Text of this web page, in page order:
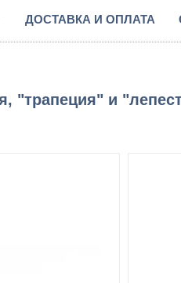
ДОСТАВКА И ОПЛАТА
"трапеция" и